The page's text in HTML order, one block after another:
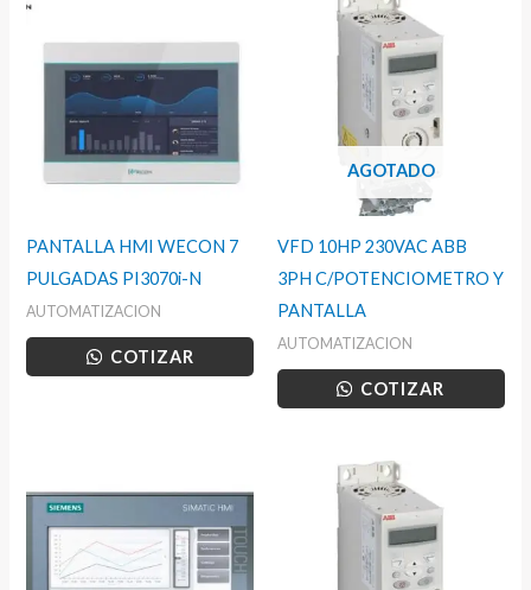
PANTALLA HMI WECON 7
PULGADAS PI3070i-N
AUTOMATIZACION
COTIZAR
AGOTADO
VFD 10HP 230VAC ABB
3PH C/POTENCIOMETRO Y
PANTALLA
AUTOMATIZACION
COTIZAR